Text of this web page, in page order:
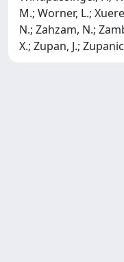
M.; Worner, L.;
N.; Zahzam, N.;
X.; Zupan, J.;